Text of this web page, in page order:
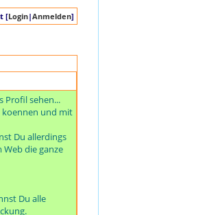
[Login|Anmelden]
Profil sehen...
koennen und mit
Du allerdings
die ganze
Du alle